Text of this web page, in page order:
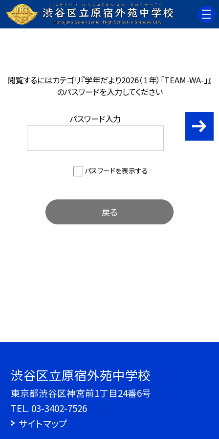
閲覧するにはカテゴリ『学年だより2026（１年）「TEAM-WA-」』
のパスワードを入力してください
パスワード入力
パスワードを表示する
戻る
渋谷区立原宿外苑中学校
東京都渋谷区神宮前1丁目24番6号
TEL. 03-3402-7526
サイトマップ